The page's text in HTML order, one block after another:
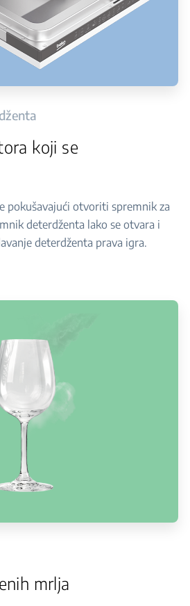
koji se
pokušavajući otvoriti spremnik za
deterdženta lako se otvara i
deterdženta prava igra.
mrlja